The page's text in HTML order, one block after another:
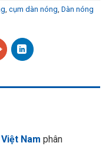
, cụm dàn nóng, Dàn nóng
Nam phân